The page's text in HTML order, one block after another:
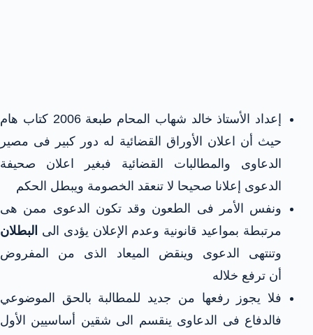
إعداد الأستاذ خالد شهاب المحام طبعة 2006 كتاب هام
حيث أن اعلان الأوراق القضائية له دور كبير فى مصير
الدعاوى والمطالبات القضائية فبغير اعلان صحيفة
الدعوى إعلانا صحيحا لا تنعقد الخصومة ويبطل الحكم
ونفس الأمر فى الطعون وقد تكون الدعوى ممن هى
مرتبطة بمواعيد قانونية وعدم الإعلان يؤدى الى البطلان
وتنتهى الدعوى وينقض الميعاد الذى من المفروض
أن ترفع خلاله
فلا يجوز رفعها من جديد للمطالبة بالحق الموضوعي
فالدفاع فى الدعاوى ينقسم الى شقين أساسيين الأول